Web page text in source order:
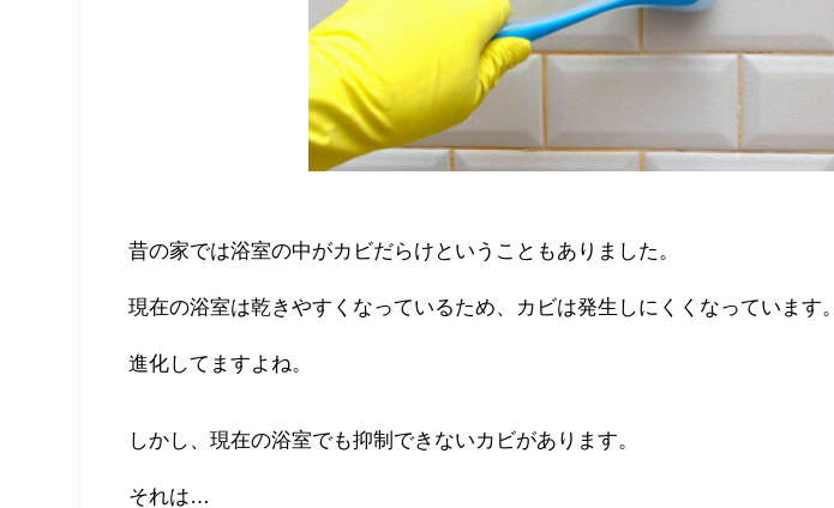
昔の家では浴室の中がカビだらけということもありました。
現在の浴室は乾きやすくなっているため、カビは発生しにくくなっています。
進化してますよね。
しかし、現在の浴室でも抑制できないカビがあります。
それは…